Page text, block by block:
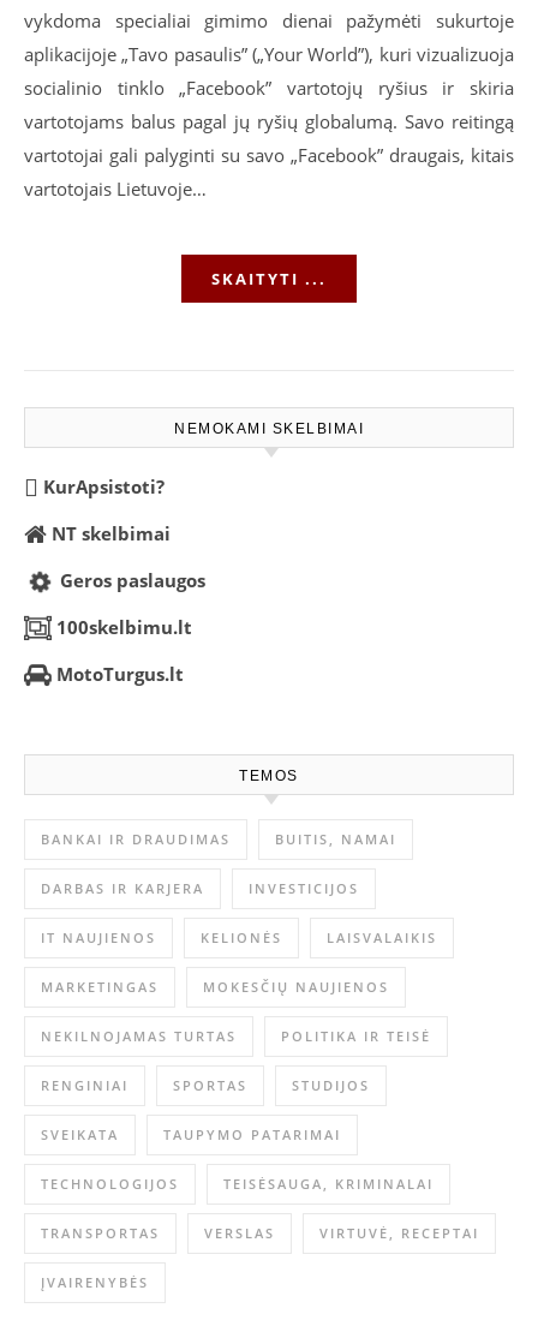
vykdoma specialiai gimimo dienai pažymėti sukurtoje
aplikacijoje „Tavo pasaulis” („Your World”), kuri vizualizuoja
socialinio tinklo „Facebook” vartotojų ryšius ir skiria
vartotojams balus pagal jų ryšių globalumą. Savo reitingą
vartotojai gali palyginti su savo „Facebook” draugais, kitais
vartotojais Lietuvoje…
SKAITYTI ...
NEMOKAMI SKELBIMAI
KurApsistoti?
NT skelbimai
Geros paslaugos
100skelbimu.lt
MotoTurgus.lt
TEMOS
BANKAI IR DRAUDIMAS BUITIS, NAMAI
DARBAS IR KARJERA INVESTICIJOS
IT NAUJIENOS KELIONĖS LAISVALAIKIS
MARKETINGAS MOKESČIŲ NAUJIENOS
NEKILNOJAMAS TURTAS POLITIKA IR TEISĖ
RENGINIAI SPORTAS STUDIJOS
SVEIKATA TAUPYMO PATARIMAI
TECHNOLOGIJOS TEISĖSAUGA, KRIMINALAI
TRANSPORTAS VERSLAS VIRTUVĖ, RECEPTAI
ĮVAIRENYBĖS